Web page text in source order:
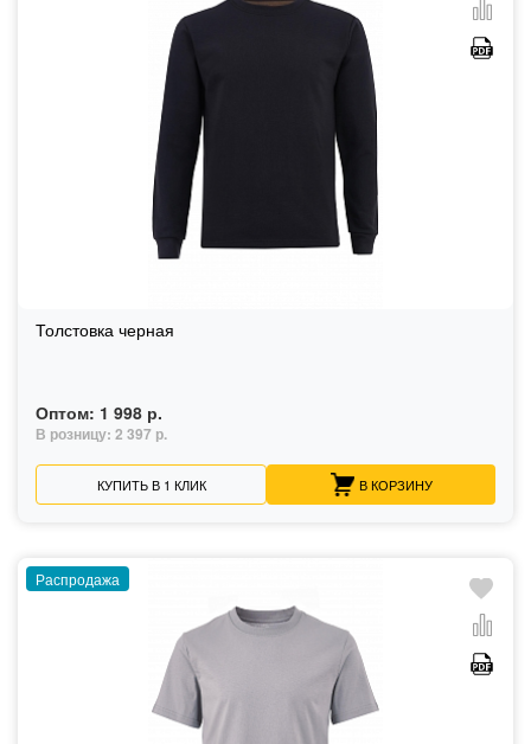
Толстовка черная
Оптом: 1 998 р.
В розницу: 2 397 р.
КУПИТЬ В 1 КЛИК В КОРЗИНУ
Распродажа